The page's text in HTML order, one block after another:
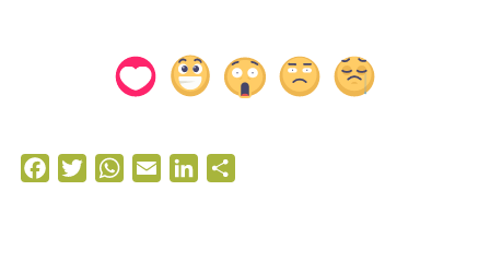
FacebookTwitterWhatsApp
Email LinkedIn